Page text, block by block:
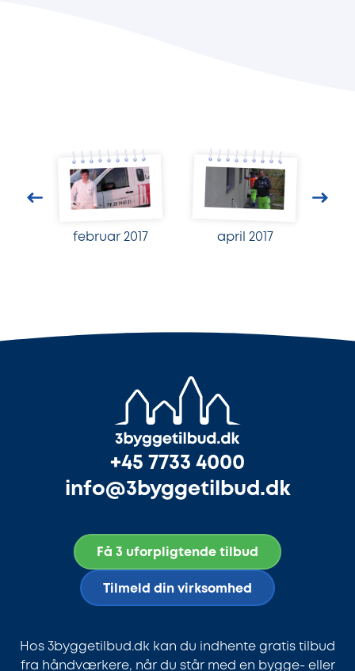
februar 2017 april 2017
+45 7733 4000
info@3byggetilbud.dk
Få 3 uforpligtende tilbud
Tilmeld din virksomhed
Hos 3byggetilbud.dk kan du indhente gratis tilbud
fra håndværkere, når du står med en bygge- eller